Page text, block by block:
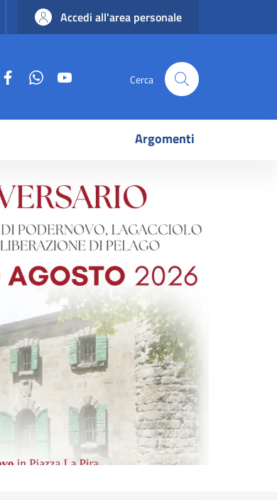
Accedi all'area personale
FacebookWhatsApp Cerca
Argomenti